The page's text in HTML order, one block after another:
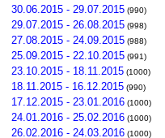
30.06.2015 - 29.07.2015 (990)
29.07.2015 - 26.08.2015 (998)
27.08.2015 - 24.09.2015 (988)
25.09.2015 - 22.10.2015 (991)
23.10.2015 - 18.11.2015 (1000)
18.11.2015 - 16.12.2015 (990)
17.12.2015 - 23.01.2016 (1000)
24.01.2016 - 25.02.2016 (1000)
26.02.2016 - 24.03.2016 (1000)